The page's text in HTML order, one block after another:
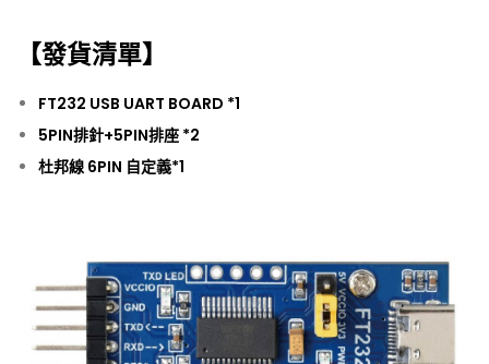
【發貨清單】
FT232 USB UART BOARD *1
5PIN排針+5PIN排座 *2
杜邦線 6PIN 自定義*1